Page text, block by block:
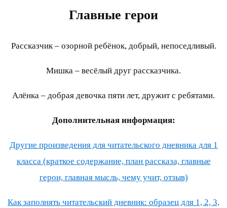
Главные герои
Рассказчик – озорной ребёнок, добрый, непоседливый.
Мишка – весёлый друг рассказчика.
Алёнка – добрая девочка пяти лет, дружит с ребятами.
Дополнительная информация:
Другие произведения для читательского дневника для 1
класса (краткое содержание, план рассказа, главные
герои, главная мысль, чему учит, отзыв)
Как заполнять читательский дневник: образец для 1, 2, 3,